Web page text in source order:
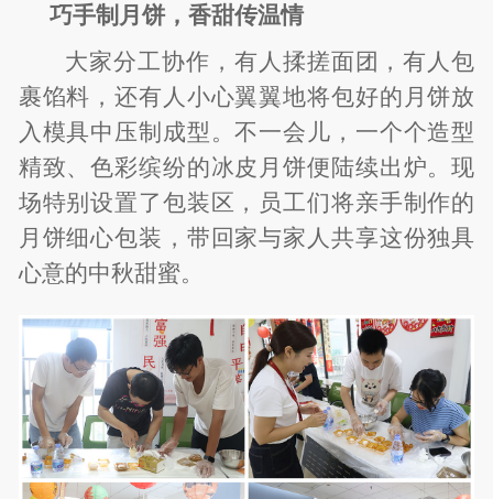
巧手制月饼，香甜传温情
大家分工协作，有人揉搓面团，有人包
裹馅料，还有人小心翼翼地将包好的月饼放
入模具中压制成型。不一会儿，一个个造型
精致、色彩缤纷的冰皮月饼便陆续出炉。现
场特别设置了包装区，员工们将亲手制作的
月饼细心包装，带回家与家人共享这份独具
心意的中秋甜蜜。